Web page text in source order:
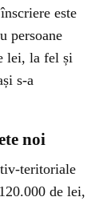
este
persoane
lei, la fel și
s-a
noi
teritoriale
de lei,